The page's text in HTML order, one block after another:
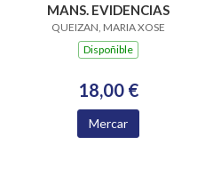
MANS. EVIDENCIAS
QUEIZAN, MARIA XOSE
Dispoñible
18,00 €
Mercar